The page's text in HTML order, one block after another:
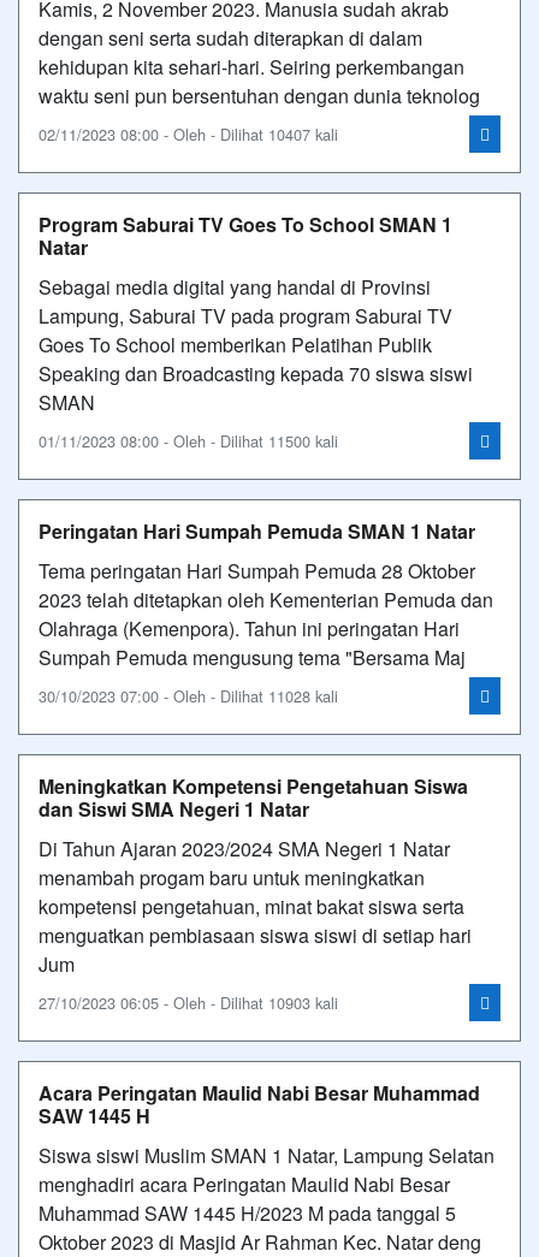
Kamis, 2 November 2023. Manusia sudah akrab
dengan seni serta sudah diterapkan di dalam
kehidupan kita sehari-hari. Seiring perkembangan
waktu seni pun bersentuhan dengan dunia teknolog
02/11/2023 08:00 - Oleh - Dilihat 10407 kali
Program Saburai TV Goes To School SMAN 1
Natar
Sebagai media digital yang handal di Provinsi
Lampung, Saburai TV pada program Saburai TV
Goes To School memberikan Pelatihan Publik
Speaking dan Broadcasting kepada 70 siswa siswi
SMAN
01/11/2023 08:00 - Oleh - Dilihat 11500 kali
Peringatan Hari Sumpah Pemuda SMAN 1 Natar
Tema peringatan Hari Sumpah Pemuda 28 Oktober
2023 telah ditetapkan oleh Kementerian Pemuda dan
Olahraga (Kemenpora). Tahun ini peringatan Hari
Sumpah Pemuda mengusung tema "Bersama Maj
30/10/2023 07:00 - Oleh - Dilihat 11028 kali
Meningkatkan Kompetensi Pengetahuan Siswa
dan Siswi SMA Negeri 1 Natar
Di Tahun Ajaran 2023/2024 SMA Negeri 1 Natar
menambah progam baru untuk meningkatkan
kompetensi pengetahuan, minat bakat siswa serta
menguatkan pembiasaan siswa siswi di setiap hari
Jum
27/10/2023 06:05 - Oleh - Dilihat 10903 kali
Acara Peringatan Maulid Nabi Besar Muhammad
SAW 1445 H
Siswa siswi Muslim SMAN 1 Natar, Lampung Selatan
menghadiri acara Peringatan Maulid Nabi Besar
Muhammad SAW 1445 H/2023 M pada tanggal 5
Oktober 2023 di Masjid Ar Rahman Kec. Natar deng